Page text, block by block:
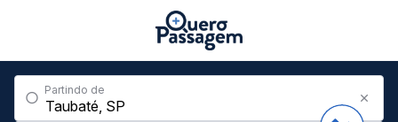
Partindo de